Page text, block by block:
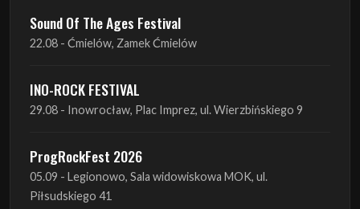
INO-ROCK FESTIVAL
29.08 - Inowrocław, Plac Imprez, ul. Wierzbińskiego 9
ProgRockFest 2026
Antimatter + Sleeping Pulse
09.09 - Poznań, 2Progi